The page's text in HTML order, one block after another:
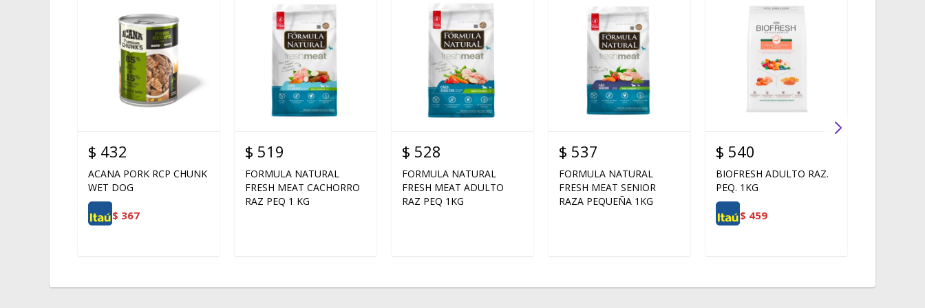
$ 432
ACANA PORK RCP CHUNK
WET DOG
$ 367
$ 519
FORMULA NATURAL
FRESH MEAT CACHORRO
RAZ PEQ 1 KG
$ 528
FORMULA NATURAL
FRESH MEAT ADULTO
RAZ PEQ 1KG
$ 537
FORMULA NATURAL
FRESH MEAT SENIOR
RAZA PEQUEÑA 1KG
$ 540
BIOFRESH ADULTO RAZ.
PEQ. 1KG
$ 459